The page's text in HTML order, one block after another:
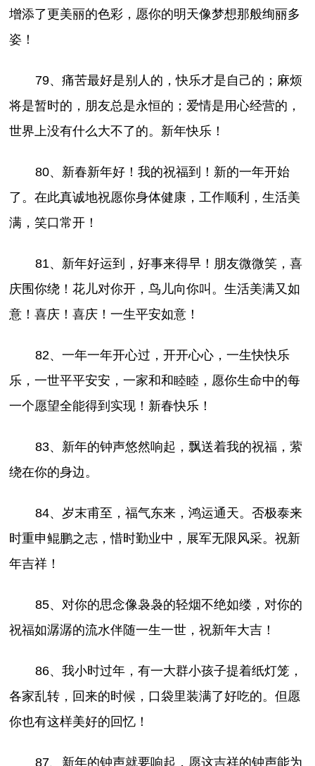
增添了更美丽的色彩，愿你的明天像梦想那般绚丽多
姿！
79、痛苦最好是别人的，快乐才是自己的；麻烦
将是暂时的，朋友总是永恒的；爱情是用心经营的，
世界上没有什么大不了的。新年快乐！
80、新春新年好！我的祝福到！新的一年开始
了。在此真诚地祝愿你身体健康，工作顺利，生活美
满，笑口常开！
81、新年好运到，好事来得早！朋友微微笑，喜
庆围你绕！花儿对你开，鸟儿向你叫。生活美满又如
意！喜庆！喜庆！一生平安如意！
82、一年一年开心过，开开心心，一生快快乐
乐，一世平平安安，一家和和睦睦，愿你生命中的每
一个愿望全能得到实现！新春快乐！
83、新年的钟声悠然响起，飘送着我的祝福，萦
绕在你的身边。
84、岁末甫至，福气东来，鸿运通天。否极泰来
时重申鲲鹏之志，惜时勤业中，展军无限风采。祝新
年吉祥！
85、对你的思念像袅袅的轻烟不绝如缕，对你的
祝福如潺潺的流水伴随一生一世，祝新年大吉！
86、我小时过年，有一大群小孩子提着纸灯笼，
各家乱转，回来的时候，口袋里装满了好吃的。但愿
你也有这样美好的回忆！
87、新年的钟声就要响起，愿这吉祥的钟声能为